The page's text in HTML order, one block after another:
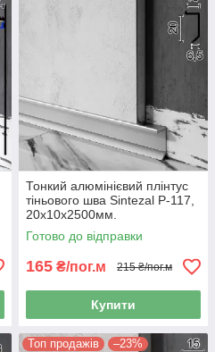
Тонкий алюмінієвий плінтус
тіньового шва Sintezal P-117,
20х10х2500мм.
Готово до відправки
165 ₴/пог.м 215 ₴/пог.м
Купити
Топ продажів –23%